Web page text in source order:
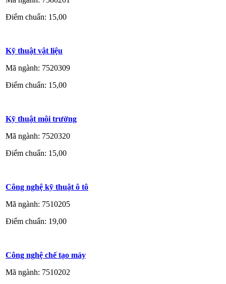
Điểm chuẩn: 15,00
Kỹ thuật vật liệu
Mã ngành: 7520309
Điểm chuẩn: 15,00
Kỹ thuật môi trường
Mã ngành: 7520320
Điểm chuẩn: 15,00
Công nghệ kỹ thuật ô tô
Mã ngành: 7510205
Điểm chuẩn: 19,00
Công nghệ chế tạo máy
Mã ngành: 7510202